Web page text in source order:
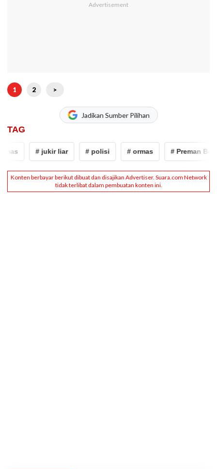
1 2 >
Jadikan Sumber Pilihan
TAG
# jukir liar # polisi # ormas # Preman